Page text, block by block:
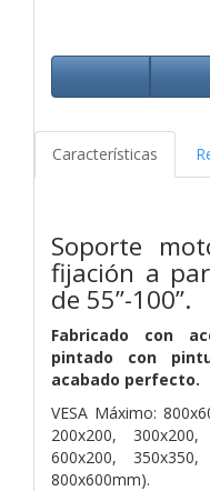
Características
Soporte
fijación a
de 55”-100”.
Fabricado con
pintado con
acabado perfecto.
VESA Máximo:
200x200,
600x200,
800x600mm).